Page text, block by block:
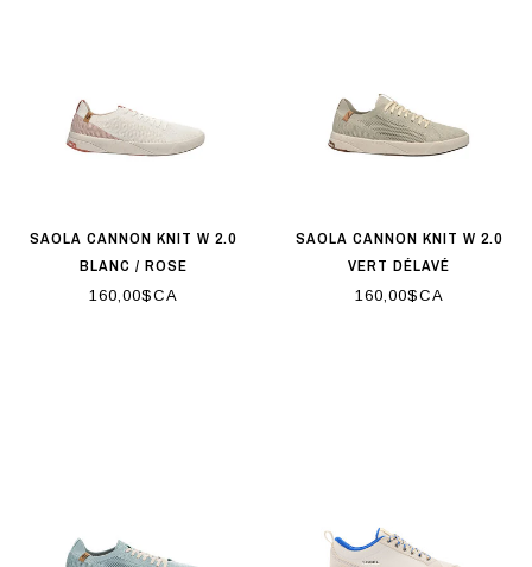
SAOLA CANNON KNIT W 2.0
BLANC / ROSE
160,00$CA
SAOLA CANNON KNIT W 2.0
VERT DÉLAVÉ
160,00$CA